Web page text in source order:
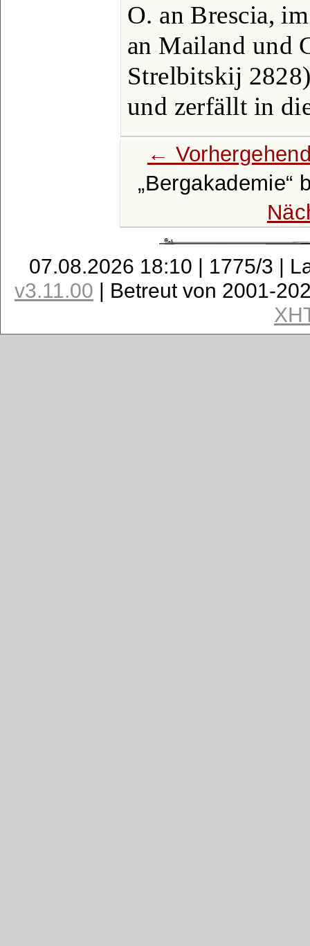
O. an Brescia,
an Mailand und
Strelbitskij
und zerfällt in
←
Bergakademie
07.08.2026 18:10 | 1775/3 |
v3.11.00 | Betreut von 2001-